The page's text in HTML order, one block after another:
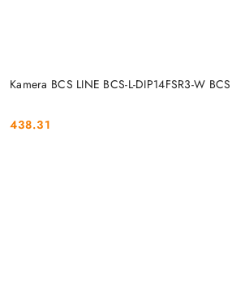
Kamera BCS LINE BCS-L-DIP14FSR3-W BCS
Cena:
438.31